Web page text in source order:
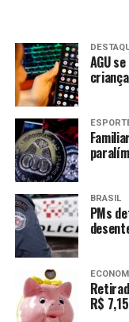
Além disso, a
alimentação de R$ 1
Os rodoviários
Entre as principais
reajuste salarial,
ampliação de
para refeição como
Fonte:Agência Brasil
TAGS
PRÓXIMO
Inscrições para
quinta-feira às 14h
AGU
BRASIL
PMs
R$